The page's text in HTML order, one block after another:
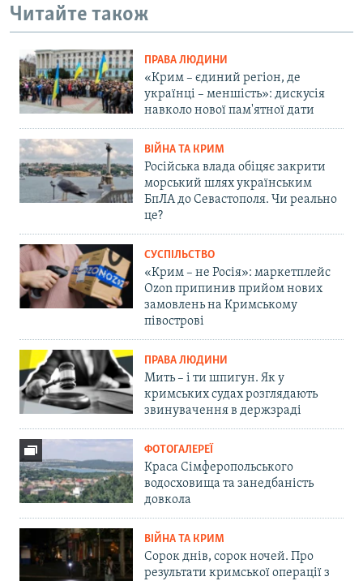
Читайте також
ПРАВА ЛЮДИНИ
«Крим – єдиний регіон, де
українці – меншість»: дискусія
навколо нової пам'ятної дати
ВІЙНА ТА КРИМ
Російська влада обіцяє закрити
морський шлях українським
БпЛА до Севастополя. Чи реально
це?
СУСПІЛЬСТВО
«Крим – не Росія»: маркетплейс
Ozon припинив прийом нових
замовлень на Кримському
півострові
ПРАВА ЛЮДИНИ
Мить – і ти шпигун. Як у
кримських судах розглядають
звинувачення в держзраді
ФОТОГАЛЕРЕЇ
Краса Сімферопольського
водосховища та занедбаність
довкола
ВІЙНА ТА КРИМ
Сорок днів, сорок ночей. Про
результати кримської операції з